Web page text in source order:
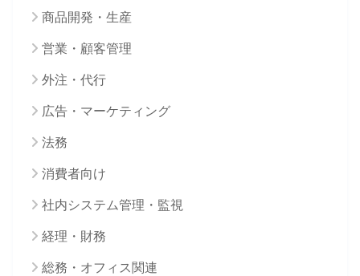
商品開発・生産
営業・顧客管理
外注・代行
広告・マーケティング
法務
消費者向け
社内システム管理・監視
経理・財務
総務・オフィス関連